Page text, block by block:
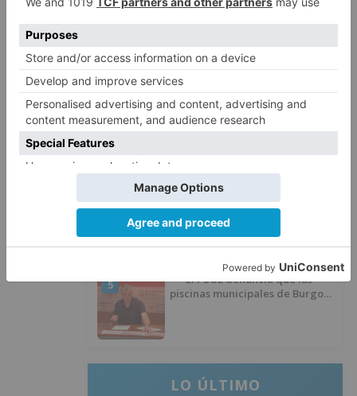
El poblado de El Encuentro de
proceso de realojo
3
Un libro rescata la historia y
memoria del pueblo burgalés de
4
CCOO Burgos tramita más de 200
expedientes de regularización
de inmigrantes
5
El PSOE denuncia que las
piscinas municipales de Burgos
LO ÚLTIMO